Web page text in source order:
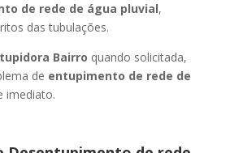
de rede de água pluvial,
das tubulações.
Bairro quando solicitada,
de entupimento de rede de
imediato.